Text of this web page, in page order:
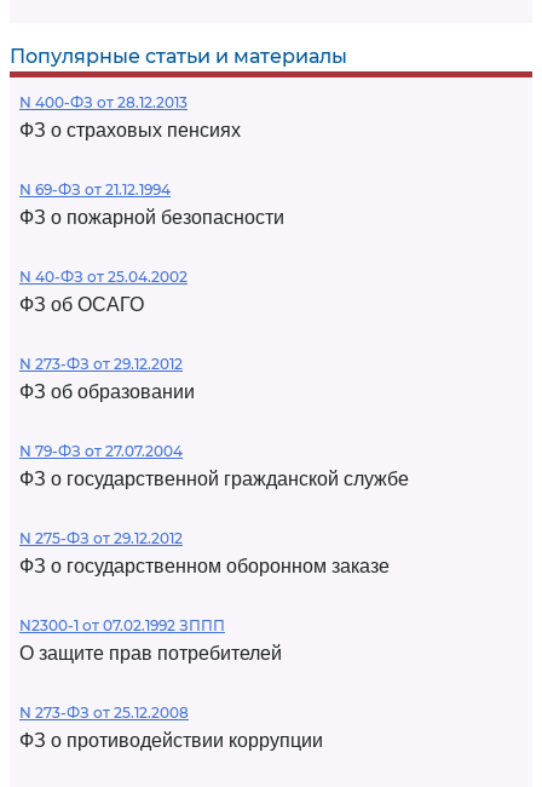
Популярные статьи и материалы
N 400-ФЗ от 28.12.2013
ФЗ о страховых пенсиях
N 69-ФЗ от 21.12.1994
ФЗ о пожарной безопасности
N 40-ФЗ от 25.04.2002
ФЗ об ОСАГО
N 273-ФЗ от 29.12.2012
ФЗ об образовании
N 79-ФЗ от 27.07.2004
ФЗ о государственной гражданской службе
N 275-ФЗ от 29.12.2012
ФЗ о государственном оборонном заказе
N2300-1 от 07.02.1992 ЗППП
О защите прав потребителей
N 273-ФЗ от 25.12.2008
ФЗ о противодействии коррупции